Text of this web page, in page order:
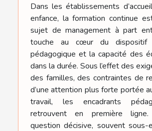
Dans les établissements
enfance, la formation continue
sujet de management à part
touche au cœur du
pédagogique et la capacité des
dans la durée. Sous l’effet des
des familles, des contraintes de
d’une attention plus forte portée
travail, les encadrants
retrouvent en première
question décisive, souvent sous-